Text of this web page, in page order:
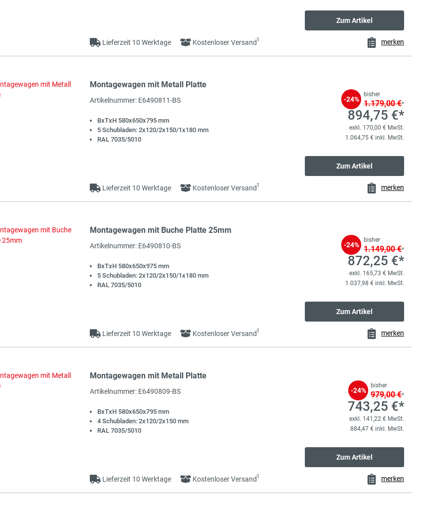
Lieferzeit 10 Werktage Kostenloser Versand1
Zum Artikel
merken
Montagewagen mit Metall Platte
Artikelnummer: E6490811-BS
BxTxH 580x650x795 mm
5 Schubladen: 2x120/2x150/1x180 mm
RAL 7035/5010
Lieferzeit 10 Werktage Kostenloser Versand1
-24%
bisher
1.179,00 €*
894,75 €*
exkl. 170,00 € MwSt.
1.064,75 € inkl. MwSt.
Zum Artikel
merken
Montagewagen mit Buche Platte 25mm
Artikelnummer: E6490810-BS
BxTxH 580x650x975 mm
5 Schubladen: 2x120/2x150/1x180 mm
RAL 7035/5010
Lieferzeit 10 Werktage Kostenloser Versand1
-24%
bisher
1.149,00 €*
872,25 €*
exkl. 165,73 € MwSt.
1.037,98 € inkl. MwSt.
Zum Artikel
merken
Montagewagen mit Metall Platte
Artikelnummer: E6490809-BS
BxTxH 580x650x795 mm
4 Schubladen: 2x120/2x150 mm
RAL 7035/5010
Lieferzeit 10 Werktage Kostenloser Versand1
-24%
bisher
979,00 €*
743,25 €*
exkl. 141,22 € MwSt.
884,47 € inkl. MwSt.
Zum Artikel
merken